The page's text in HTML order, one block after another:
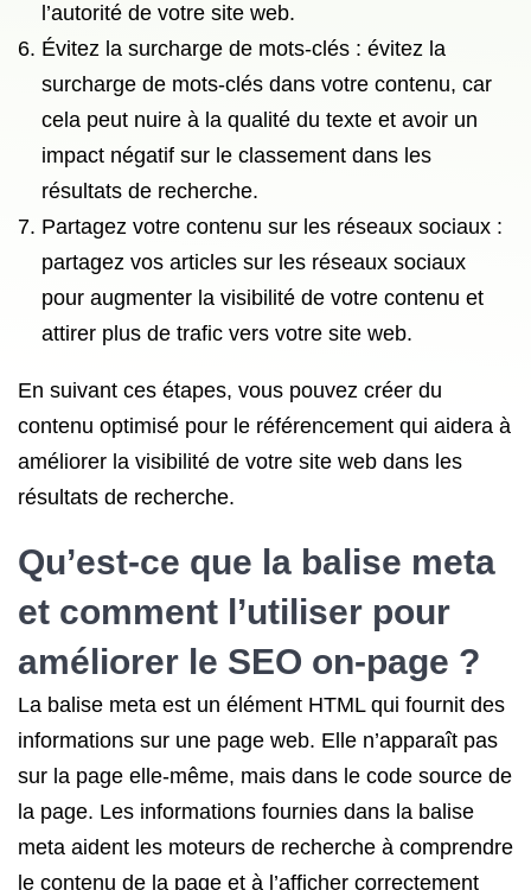
l’autorité de votre site web.
Évitez la surcharge de mots-clés : évitez la
surcharge de mots-clés dans votre contenu, car
cela peut nuire à la qualité du texte et avoir un
impact négatif sur le classement dans les
résultats de recherche.
Partagez votre contenu sur les réseaux sociaux :
partagez vos articles sur les réseaux sociaux
pour augmenter la visibilité de votre contenu et
attirer plus de trafic vers votre site web.
En suivant ces étapes, vous pouvez créer du
contenu optimisé pour le référencement qui aidera à
améliorer la visibilité de votre site web dans les
résultats de recherche.
Qu’est-ce que la balise meta
et comment l’utiliser pour
améliorer le SEO on-page ?
La balise meta est un élément HTML qui fournit des
informations sur une page web. Elle n’apparaît pas
sur la page elle-même, mais dans le code source de
la page. Les informations fournies dans la balise
meta aident les moteurs de recherche à comprendre
le contenu de la page et à l’afficher correctement